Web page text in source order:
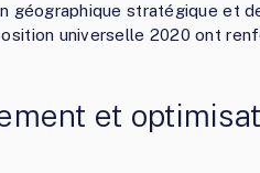
géographique stratégique et
universelle 2020 ont
et